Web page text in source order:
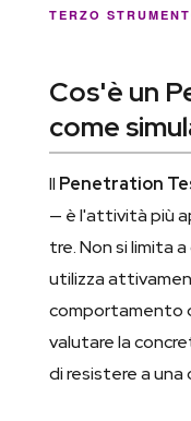
TERZO
Cos'è un
come
Il Penetration
— è l'attività più
tre. Non si limita
utilizza
comportamento
valutare la
di resistere a una